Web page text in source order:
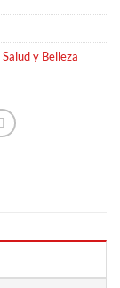
Salud y Belleza